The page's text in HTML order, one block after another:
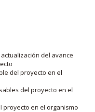
del avance
del proyecto en el
del proyecto en el
en el organismo